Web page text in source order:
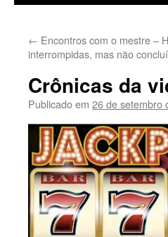
← Encontros com o mestre –
interrompidas, mas não
Crônicas da
Publicado em 26 de setembro